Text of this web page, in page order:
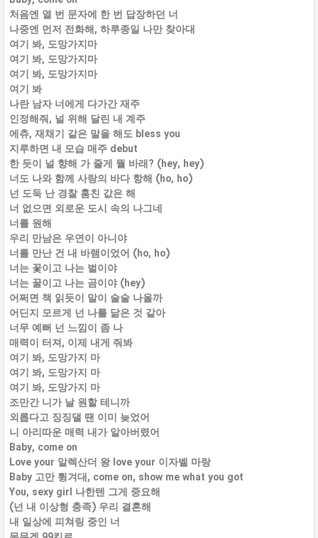
처음엔 열 번 문자에 한 번 답장하던 너
나중엔 먼저 전화해, 하루종일 나만 찾아대
여기 봐, 도망가지마
여기 봐, 도망가지마
여기 봐, 도망가지마
여기 봐
나란 남자 너에게 다가간 재주
인정해줘, 널 위해 달린 내 계주
에츄, 재채기 같은 말을 해도 bless you
지루하면 내 모습 매주 debut
한 듯이 널 향해 가 줄게 뭘 바래? (hey, hey)
너도 나와 함께 사랑의 바다 항해 (ho, ho)
넌 도둑 난 경찰 훔친 값은 해
너 없으면 외로운 도시 속의 나그네
너를 원해
우리 만남은 우연이 아니야
너를 만난 건 내 바램이었어 (ho, ho)
너는 꽃이고 나는 벌이야
너는 꿀이고 나는 곰이야 (hey)
어쩌면 책 읽듯이 말이 술술 나올까
어딘지 모르게 넌 나를 닮은 것 같아
너무 예뻐 넌 느낌이 좀 나
매력이 터져, 이제 내게 줘봐
여기 봐, 도망가지 마
여기 봐, 도망가지 마
여기 봐, 도망가지 마
조만간 니가 날 원할 테니까
외롭다고 징징댈 땐 이미 늦었어
니 아리따운 매력 내가 알아버렸어
Baby, come on
Love your 알렉산더 왕 love your 이자벨 마랑
Baby 고만 튕겨대, come on, show me what you got
You, sexy girl 나한텐 그게 중요해
(넌 내 이상형 충족) 우리 결혼해
내 일상에 피쳐링 중인 너